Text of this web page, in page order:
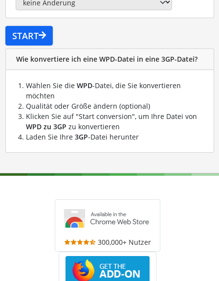
START
Wie konvertiere ich eine WPD-Datei in eine 3GP-Datei?
Wählen Sie die WPD-Datei, die Sie konvertieren
möchten
Qualität oder Größe ändern (optional)
Klicken Sie auf "Start conversion", um Ihre Datei von
WPD zu 3GP zu konvertieren
Laden Sie Ihre 3GP-Datei herunter
300,000+ Nutzer